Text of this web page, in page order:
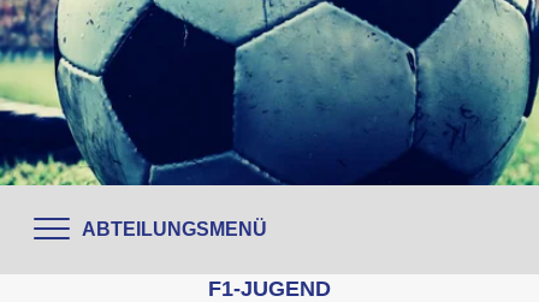
ABTEILUNGSMENÜ
F1-JUGEND